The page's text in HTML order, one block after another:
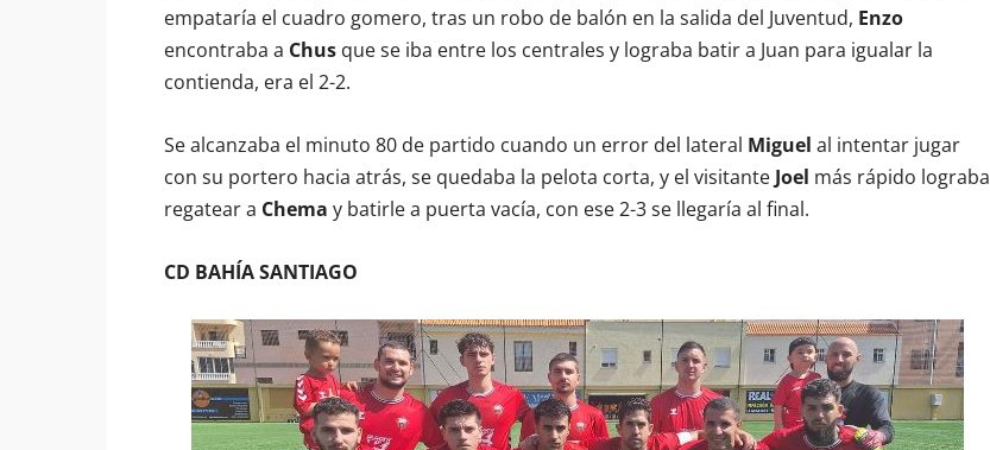
empataría el cuadro gomero, tras un robo de balón en la salida del Juventud, Enzo
encontraba a Chus que se iba entre los centrales y lograba batir a Juan para igualar la
contienda, era el 2-2.
Se alcanzaba el minuto 80 de partido cuando un error del lateral Miguel al intentar jugar
con su portero hacia atrás, se quedaba la pelota corta, y el visitante Joel más rápido lograba
regatear a Chema y batirle a puerta vacía, con ese 2-3 se llegaría al final.
CD BAHÍA SANTIAGO